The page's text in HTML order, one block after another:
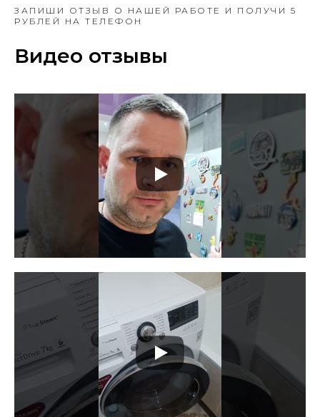
ЗАПИШИ ОТЗЫВ О НАШЕЙ РАБОТЕ И ПОЛУЧИ 5
РУБЛЕЙ НА ТЕЛЕФОН
Видео отзывы